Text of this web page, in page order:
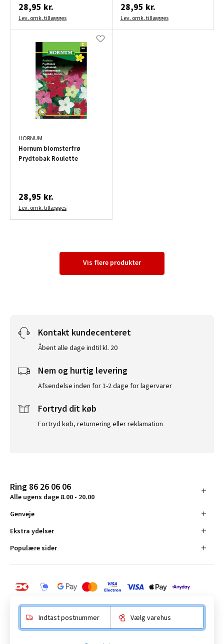
28,95 kr.
Lev. omk. tillægges
28,95 kr.
Lev. omk. tillægges
HORNUM
Hornum blomsterfrø
Prydtobak Roulette
28,95 kr.
Lev. omk. tillægges
Vis flere produkter
Kontakt kundecenteret
Åbent alle dage indtil kl. 20
Nem og hurtig levering
Afsendelse inden for 1-2 dage for lagervarer
Fortryd dit køb
Fortryd køb, returnering eller reklamation
Ring 86 26 06 06
Alle ugens dage 8.00 - 20.00
Genveje
Ekstra ydelser
Populære sider
Indtast postnummer Vælg varehus